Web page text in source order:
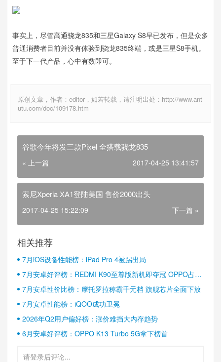
事实上，尽管高通骁龙835和三星Galaxy S8早已发布，但是众多
普通消费者目前并没有体验到骁龙835终端，或是三星S8手机。
至于下一代产品，心中有数即可。
原创文章，作者：editor，如若转载，请注明出处：http://www.ant
utu.com/doc/109178.htm
谷歌今年将发三款Pixel 全搭载骁龙835
« 上一篇 2017-04-25 13:41:57
索尼Xperia XA1登陆美国 售价2000出头
2017-04-25 15:22:09 下一篇 »
相关推荐
7月iOS设备性能榜：iPad Pro 4被踢出局
7月安卓好评榜：REDMI K90至尊版新机即夺冠 OPPO占据
半壁江山
7月安卓性价比榜：摩托罗拉称霸千元档 旗舰芯片全面下放
7月安卓性能榜：iQOO成功卫冕
2026年Q2用户偏好榜：涨价难挡大内存趋势
6月安卓好评榜：OPPO K13 Turbo 5G拿下榜首